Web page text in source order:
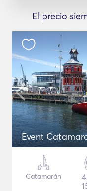
El precio
Event
Catamarán